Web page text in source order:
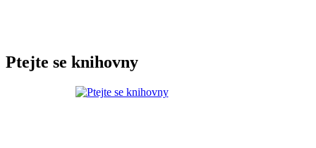
Ptejte se knihovny